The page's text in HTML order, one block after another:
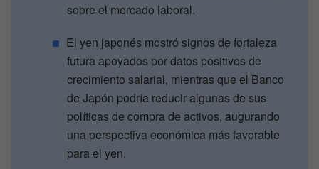
sobre el mercado laboral.
El yen japonés mostró signos de fortaleza
futura apoyados por datos positivos de
crecimiento salarial, mientras que el Banco
de Japón podría reducir algunas de sus
políticas de compra de activos, augurando
una perspectiva económica más favorable
para el yen.